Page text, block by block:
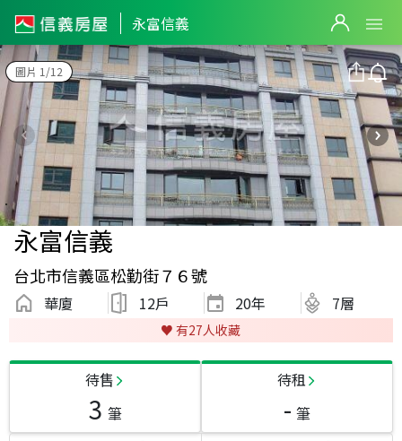
永富信義
圖片 1/12
永富信義
台北市信義區松勤街７６號
華廈 12戶 20年 7層
♥️ 有27人收藏
待售
3 筆
待租
- 筆